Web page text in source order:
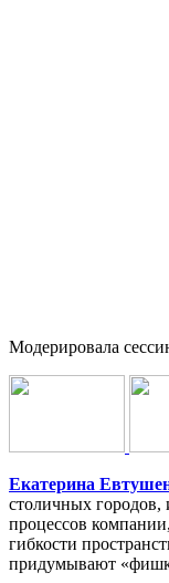
Модерировала
Екатерина
столичных городов,
процессов
гибкости
придумывают